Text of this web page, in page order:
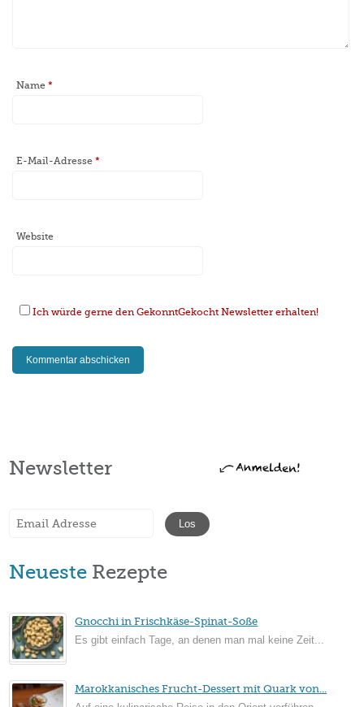
Name*
E-Mail-Adresse*
Website
Ich würde gerne den GekonntGekocht Newsletter erhalten!
Newsletter
Neueste Rezepte
Gnocchi in Frischkäse-Spinat-Soße
Es gibt einfach Tage, an denen man mal keine Zeit...
Marokkanisches Frucht-Dessert mit Quark von...